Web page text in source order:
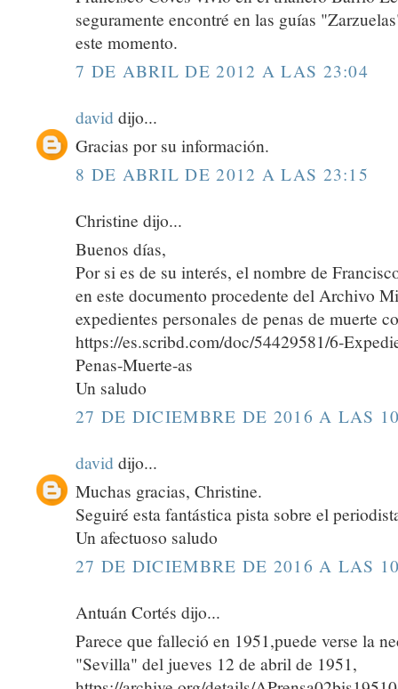
seguramente encontré en las guías
este momento.
7 DE ABRIL DE 2012 A LAS 23:04
daviddijo...
Gracias por su información.
8 DE ABRIL DE 2012 A LAS 23:15
Christine dijo...
Buenos días,
Por si es de su interés, el nombre de
en este documento procedente del Archivo
expedientes personales de penas de muerte
https://es.scribd.com/doc/54429581/6-
Penas-Muerte-as
Un saludo
27 DE DICIEMBRE DE 2016 A LAS
daviddijo...
Muchas gracias, Christine.
Seguiré esta fantástica pista sobre el
Un afectuoso saludo
27 DE DICIEMBRE DE 2016 A LAS
Antuán Cortés dijo...
Parece que falleció en 1951,puede verse la
"Sevilla" del jueves 12 de abril de 1951,